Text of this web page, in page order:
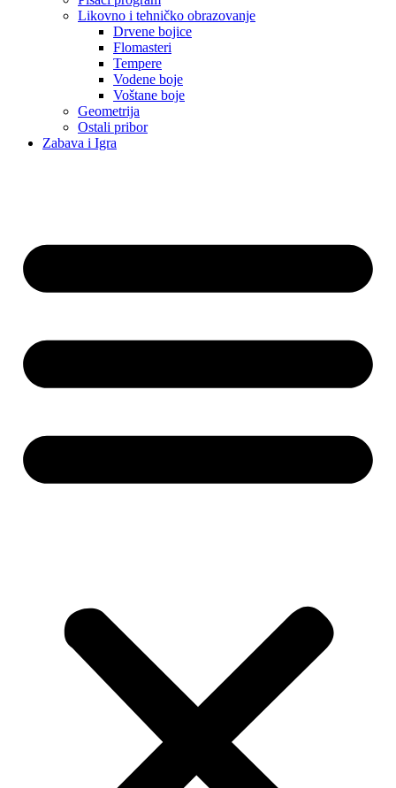
Likovno i tehničko obrazovanje
Drvene bojice
Flomasteri
Tempere
Vodene boje
Voštane boje
Geometrija
Ostali pribor
Zabava i Igra